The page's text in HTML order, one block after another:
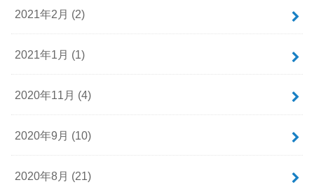
2021年2月 (2)
2021年1月 (1)
2020年11月 (4)
2020年9月 (10)
2020年8月 (21)